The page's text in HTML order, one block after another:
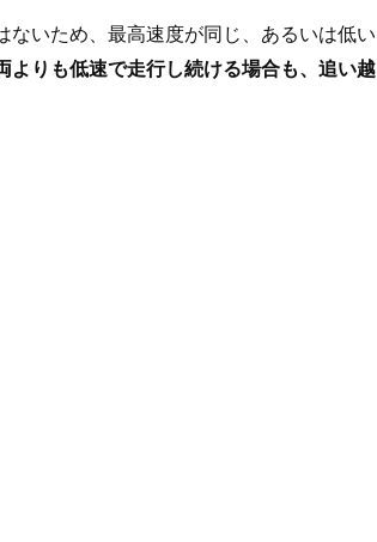
ないため、最高速度が同じ、あるいは低い
よりも低速で走行し続ける場合も、追い越